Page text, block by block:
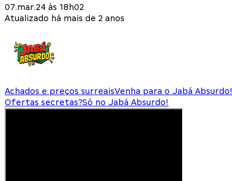
07.mar.24 às 18h02
Atualizado há mais de 2 anos
Achados e preços surreaisVenha para o Jabá Absurdo!
Ofertas secretas?Só no Jabá Absurdo!